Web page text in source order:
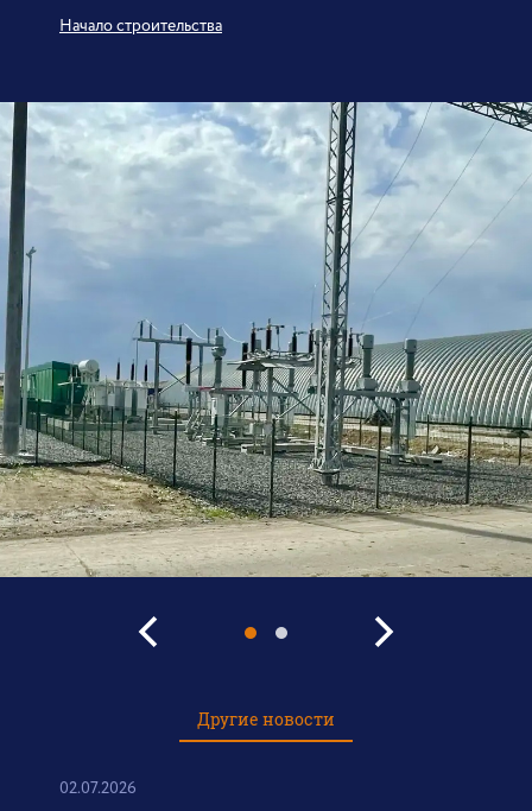
Начало строительства
Другие новости
02.07.2026